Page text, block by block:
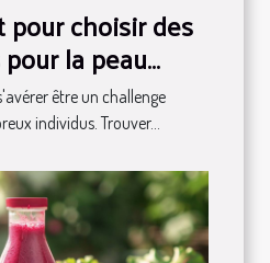
pour choisir des
la peau
être un challenge
individus. Trouver...